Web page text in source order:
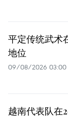
平定传统武术
地位
09/08/2026 03:00
越南代表队在